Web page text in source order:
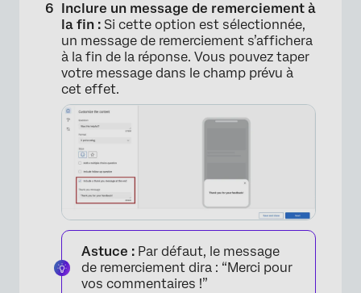
×
Inclure un message de remerciement à
la fin : Si cette option est sélectionnée,
un message de remerciement s’affichera
à la fin de la réponse. Vous pouvez taper
votre message dans le champ prévu à
cet effet.
Astuce : Par défaut, le message
de remerciement dira : “Merci pour
vos commentaires !”